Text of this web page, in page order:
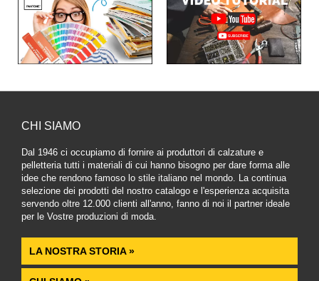
CHI SIAMO
Dal 1946 ci occupiamo di fornire ai produttori di calzature e
pelletteria tutti i materiali di cui hanno bisogno per dare forma alle
idee che rendono famoso lo stile italiano nel mondo. La continua
selezione dei prodotti del nostro catalogo e l'esperienza acquisita
servendo oltre 12.000 clienti all'anno, fanno di noi il partner ideale
per le Vostre produzioni di moda.
LA NOSTRA STORIA »